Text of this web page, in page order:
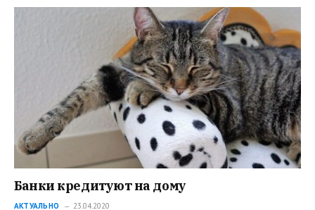
Банки кредитуют на дому
АКТУАЛЬНО 23.04.2020